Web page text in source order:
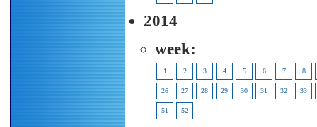
2014
week:
1 2 3 4 5 6 7 8
26 27 28 29 30 31 32 33
51 52